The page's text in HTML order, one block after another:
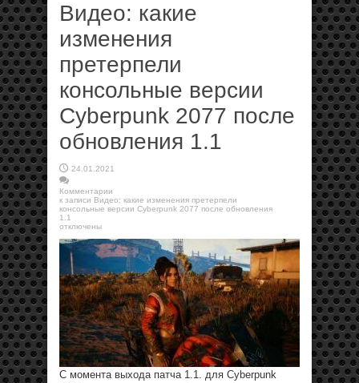
Видео: какие
изменения
претерпели
консольные версии
Cyberpunk 2077 после
обновления 1.1
24.01.2021
Комментарии
к записи Видео: какие изменения претерпели
консольные версии Cyberpunk 2077 после обновления
1.1
отключены
С момента выхода патча 1.1. для Cyberpunk